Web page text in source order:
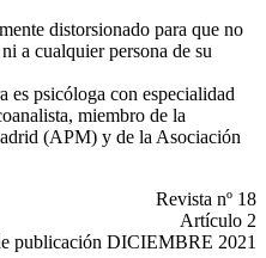
distorsionado para que no
a cualquier persona de su
es psicóloga con especialidad
miembro de la
(APM) y de la Asociación
Revista nº 18
Artículo 2
publicación DICIEMBRE 2021